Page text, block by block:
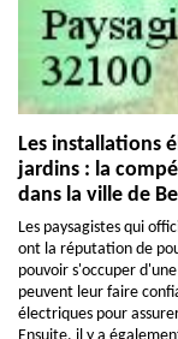
Les installations
jardins : la
dans la ville de
Les paysagistes qui
ont la réputation de
pouvoir s'occuper
peuvent leur faire
électriques pour